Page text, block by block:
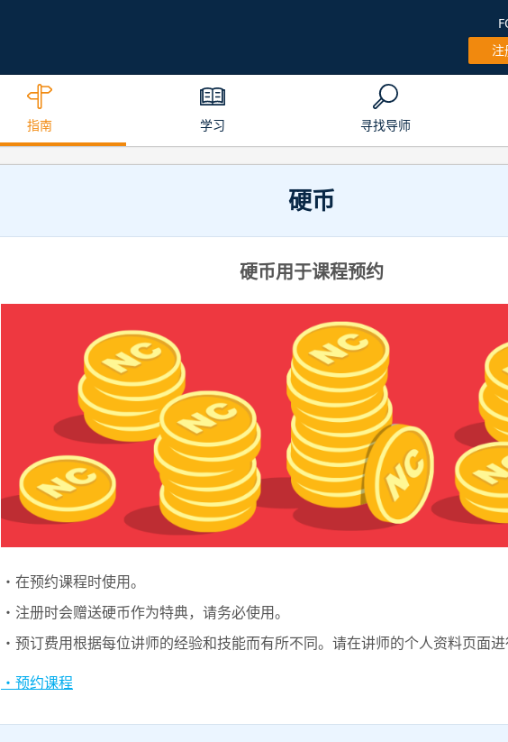
注
指南 学习 寻找导师
硬币
硬币用于课程预约
・在预约课程时使用。
・注册时会赠送硬币作为特典，请务必使用。
・预订费用根据每位讲师的经验和技能而有所不同。请在讲师的个人资料页面进
・预约课程